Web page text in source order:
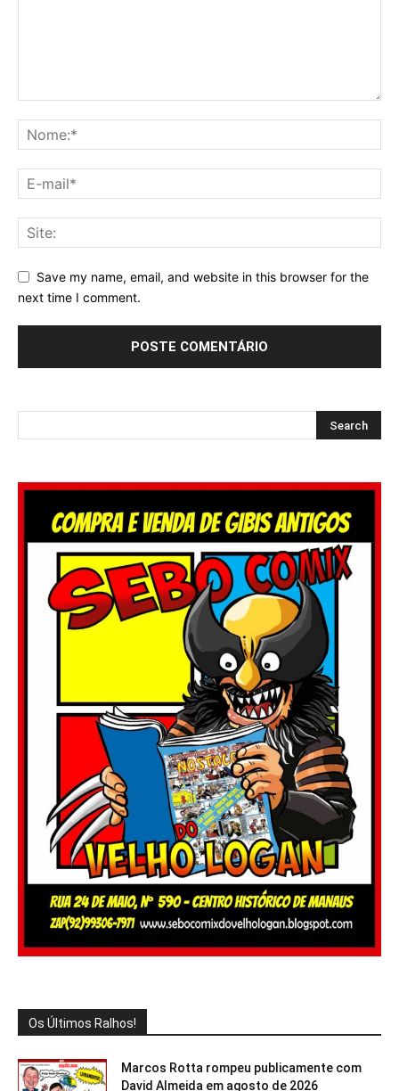
Save my name, email, and website in this browser for the
next time I comment.
Os Últimos Ralhos!
Marcos Rotta rompeu publicamente com
David Almeida em agosto de 2026